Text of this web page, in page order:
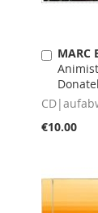
MARC
€10.00
Add
to
Cart